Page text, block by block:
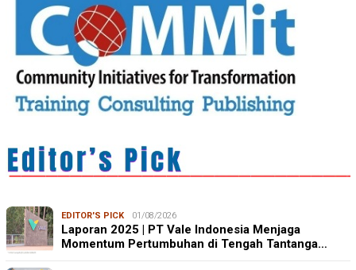
EDITOR'S PICK 01/08/2026
Laporan 2025 | PT Vale Indonesia Menjaga
Momentum Pertumbuhan di Tengah Tantanga…